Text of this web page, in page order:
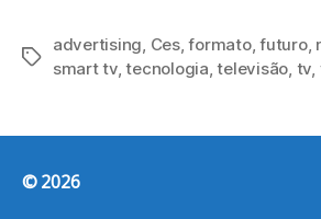
Tags
advertising, Ces,formato,futuro,
smart tv,tecnologia,televisão, tv,
© 2026